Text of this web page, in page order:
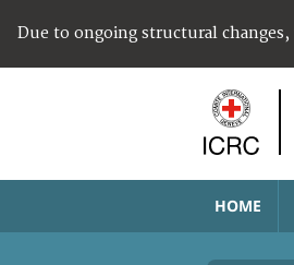
Due to ongoing structural
HOME